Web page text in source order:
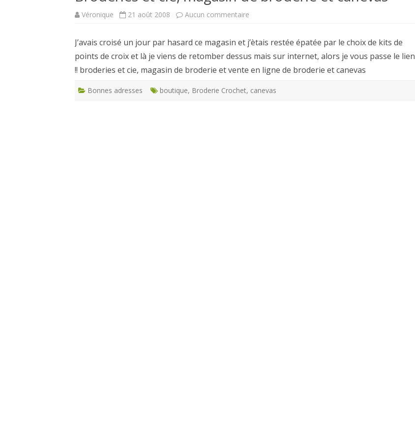
CARTES NOËL ET VOEUX
Véronique 21 août 2008 Aucun commentaire
magasin
de
broderie
et
canevas
J’avais croisé un jour par hasard ce magasin et j’ètais restée épatée par le choix de kits de
points de croix et là je viens de retomber dessus mais sur internet, alors je vous passe le lien
!! broderies et cie, magasin de broderie et vente en ligne de broderie et canevas
Bonnes adresses boutique, Broderie Crochet, canevas